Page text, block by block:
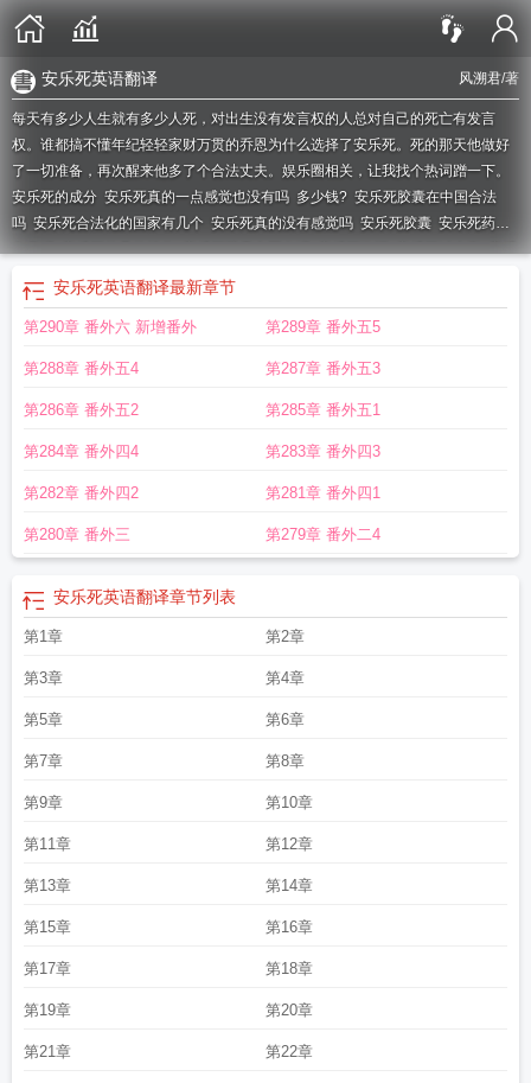
风溯君/著
安乐死英语翻译
每天有多少人生就有多少人死，对出生没有发言权的人总对自己的死亡有发言
权。谁都搞不懂年纪轻轻家财万贯的乔恩为什么选择了安乐死。死的那天他做好
了一切准备，再次醒来他多了个合法丈夫。娱乐圈相关，让我找个热词蹭一下。
安乐死的成分 安乐死真的一点感觉也没有吗 多少钱? 安乐死胶囊在中国合法
吗 安乐死合法化的国家有几个 安乐死真的没有感觉吗 安乐死胶囊 安乐死药店
有卖吗安乐死的具体操作安乐死胶囊中国有吗安乐死歌词安乐死过山车安乐
死需要多少钱
安乐死胶囊多少钱一粒
法的国家
死是什么东西安乐死英语翻译 安乐死真的不会难受吗安乐死费用
死主要成分安乐死的国家有几个 安乐死图片 安乐死和注射死刑的区别
中国允许么安乐死疼吗 安乐死最大的坏处安乐死吃什么药后睡着然后死亡
么安乐死的药物成分 安乐死和犯人的注射死刑一样吗
多少钱安乐死药安乐死合法化的国家 安乐死by风溯君安乐死的成份是什么
有卖的吗
安乐死英语翻译最新章节
第290章 番外六 新增番外 第289章 番外五5
第288章 番外五4 第287章 番外五3
第286章 番外五2 第285章 番外五1
第284章 番外四4 第283章 番外四3
第282章 番外四2 第281章 番外四1
第280章 番外三 第279章 番外二4
安乐死英语翻译章节列表
第1章 第2章
第3章 第4章
第5章 第6章
第7章 第8章
第9章 第10章
第11章 第12章
第13章 第14章
第15章 第16章
第17章 第18章
第19章 第20章
第21章 第22章